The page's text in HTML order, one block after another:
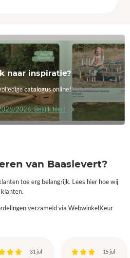
naar inspiratie?
catalogus online!
2026: Bekijk hier!
van Baaslevert?
toe erg belangrijk. Lees hier hoe wij
verzameld via WebwinkelKeur
31 jul
15 jul